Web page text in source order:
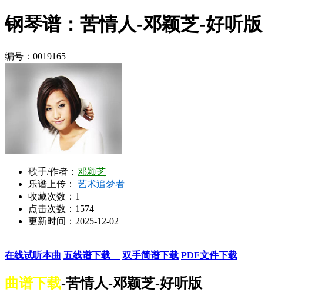
钢琴谱：苦情人-邓颖芝-好听版
编号：0019165
歌手/作者： 邓颖芝
乐谱上传： 艺术追梦者
收藏次数： 1
点击次数：1574
更新时间：2025-12-02
在线试听本曲 五线谱下载 双手简谱下载 PDF文件下载
曲谱下载-苦情人-邓颖芝-好听版